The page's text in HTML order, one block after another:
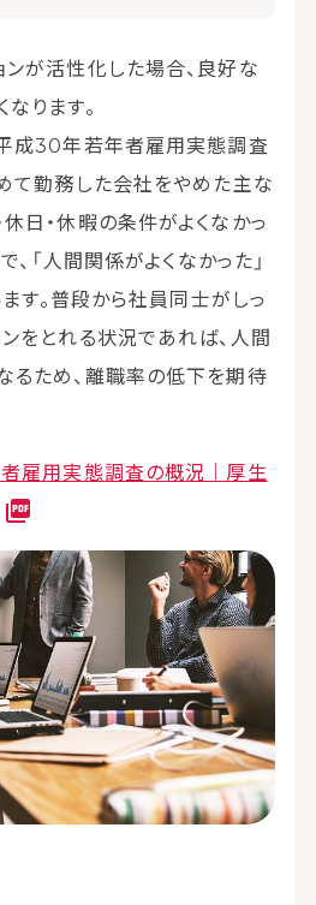
ンが活性化した場合、良好な
ります。
成30年若年者雇用実態調査
めて勤務した会社をやめた主な
日・休暇の条件がよくなかっ
「人間関係がよくなかった」
す。普段から社員同士がしっ
をとれる状況であれば、人間
るため、離職率の低下を期待
雇用実態調査の概況｜厚生